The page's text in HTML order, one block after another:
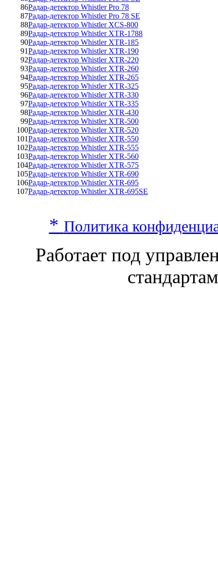
86Радар-детектор Whistler Pro 78
87Радар-детектор Whistler Pro 78 SE
88Радар-детектор Whistler XCS-800
89Радар-детектор Whistler XTR-1788
90Радар-детектор Whistler XTR-185
91Радар-детектор Whistler XTR-190
92Радар-детектор Whistler XTR-220
93Радар-детектор Whistler XTR-260
94Радар-детектор Whistler XTR-265
95Радар-детектор Whistler XTR-325
96Радар-детектор Whistler XTR-330
97Радар-детектор Whistler XTR-335
98Радар-детектор Whistler XTR-430
99Радар-детектор Whistler XTR-500
100Радар-детектор Whistler XTR-520
101Радар-детектор Whistler XTR-550
102Радар-детектор Whistler XTR-555
103Радар-детектор Whistler XTR-560
104Радар-детектор Whistler XTR-575
105Радар-детектор Whistler XTR-690
106Радар-детектор Whistler XTR-695
107Радар-детектор Whistler XTR-695SE
* Политика
Работает под